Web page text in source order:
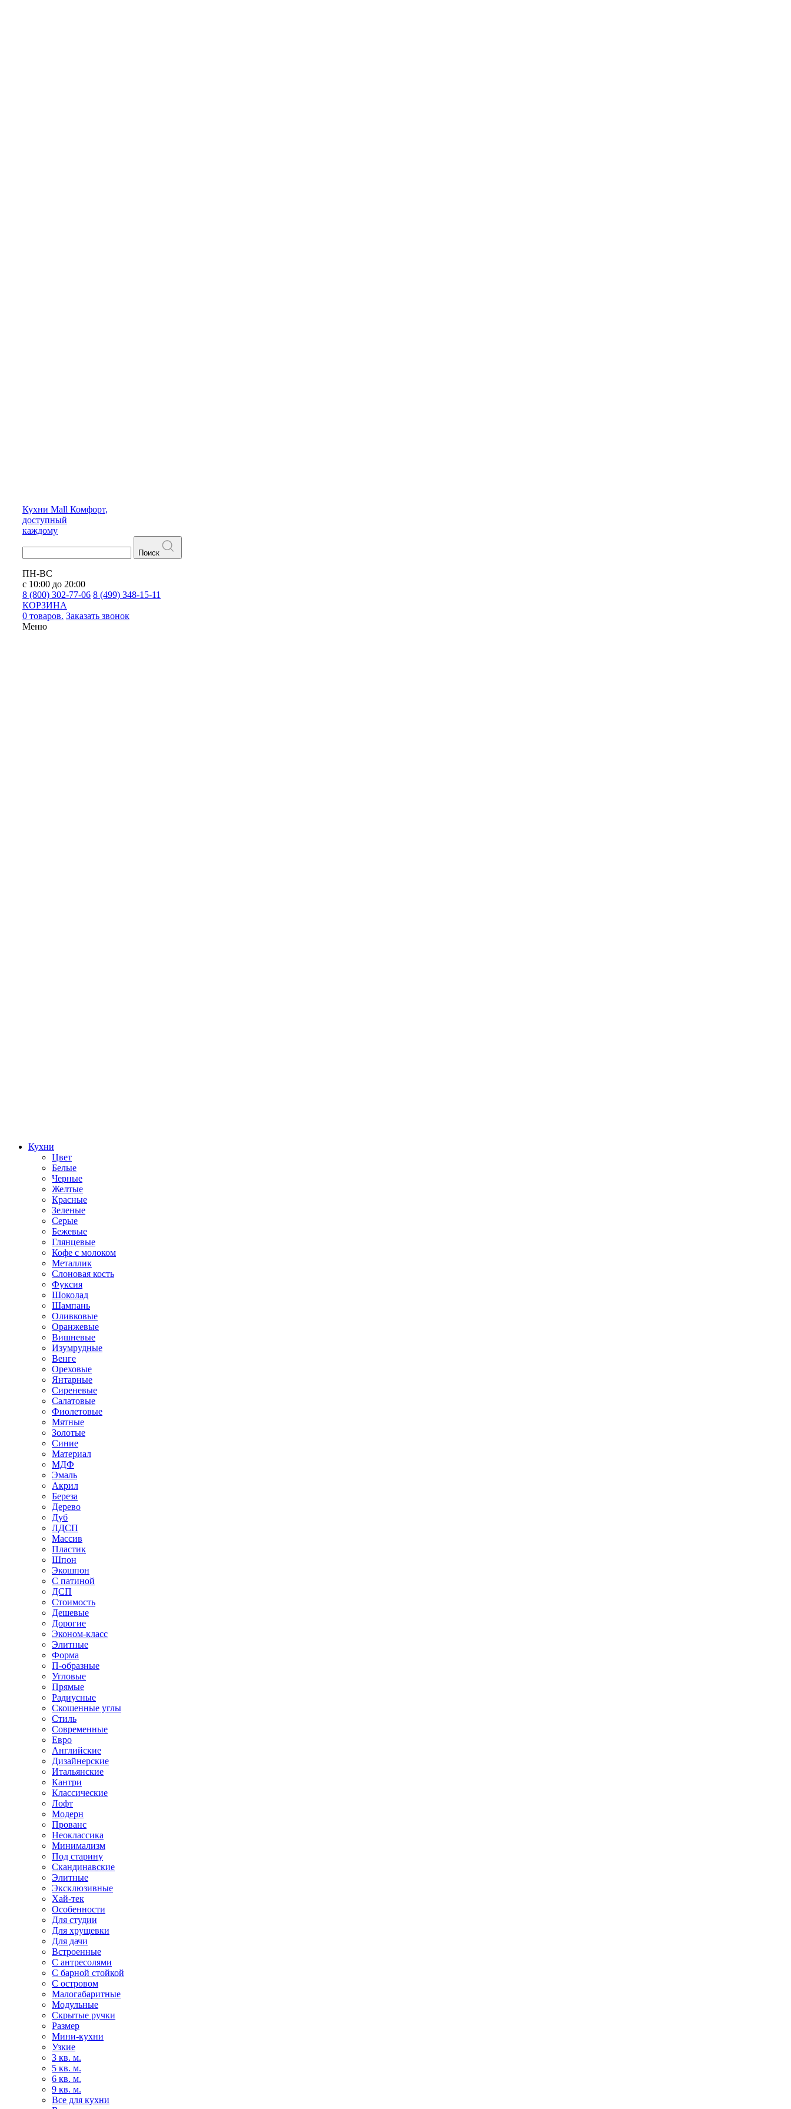
Кухни Mall Комфорт,
доступный
каждому
Поиск
ПН-ВС
с 10:00 до 20:00
8 (800) 302-77-06 8 (499) 348-15-11
КОРЗИНА
0 товаров. Заказать звонок
Меню
Кухни
Цвет
Белые
Черные
Желтые
Красные
Зеленые
Серые
Бежевые
Глянцевые
Кофе с молоком
Металлик
Слоновая кость
Фуксия
Шоколад
Шампань
Оливковые
Оранжевые
Вишневые
Изумрудные
Венге
Ореховые
Янтарные
Сиреневые
Салатовые
Фиолетовые
Мятные
Золотые
Синие
Материал
МДФ
Эмаль
Акрил
Береза
Дерево
Дуб
ЛДСП
Массив
Пластик
Шпон
Экошпон
С патиной
ДСП
Стоимость
Дешевые
Дорогие
Эконом-класс
Элитные
Форма
П-образные
Угловые
Прямые
Радиусные
Скошенные углы
Стиль
Современные
Евро
Английские
Дизайнерские
Итальянские
Кантри
Классические
Лофт
Модерн
Прованс
Неоклассика
Минимализм
Под старину
Скандинавские
Элитные
Эксклюзивные
Хай-тек
Особенности
Для студии
Для хрущевки
Для дачи
Встроенные
С антресолями
С барной стойкой
С островом
Малогабаритные
Модульные
Скрытые ручки
Размер
Мини-кухни
Узкие
3 кв. м.
5 кв. м.
6 кв. м.
9 кв. м.
Все для кухни